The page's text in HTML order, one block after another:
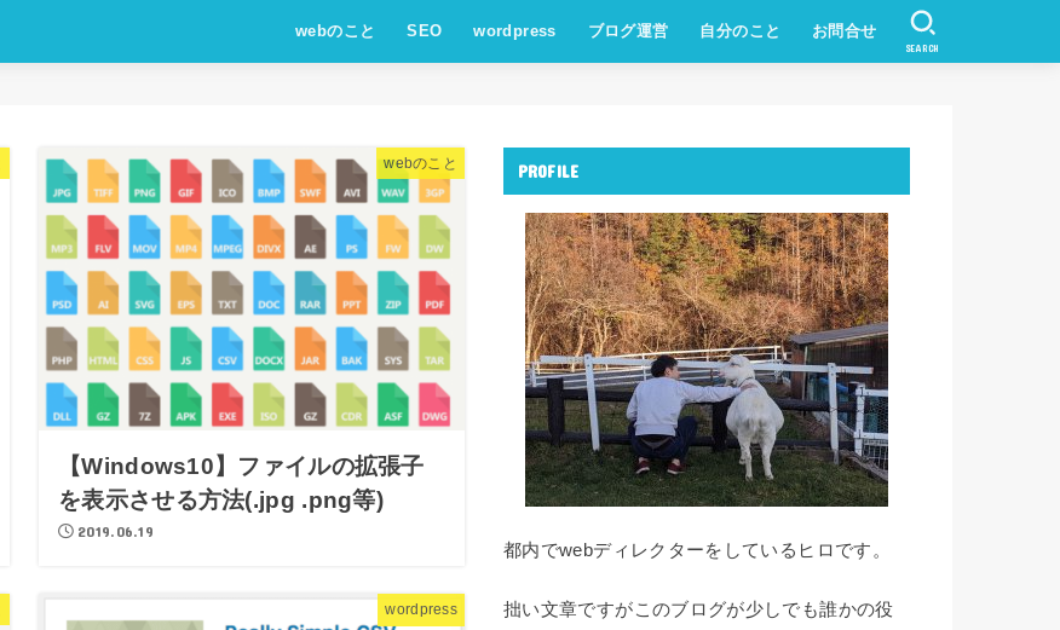
webのこと SEO wordpress ブログ運営 自分のこと お問合せ
SEARCH
webのこと
【Windows10】ファイルの拡張子
を表示させる方法(.jpg .png等)
2019.06.19
wordpress
PROFILE
都内でwebディレクターをしているヒロです。
拙い文章ですがこのブログが少しでも誰かの役